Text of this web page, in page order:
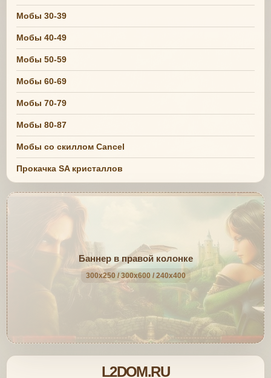
Мобы 30-39
Мобы 40-49
Мобы 50-59
Мобы 60-69
Мобы 70-79
Мобы 80-87
Мобы со скиллом Cancel
Прокачка SA кристаллов
Баннер в правой колонке
300x250 / 300x600 / 240x400
L2DOM.RU